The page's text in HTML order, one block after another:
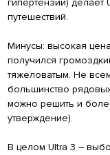
гипертензии) делает
путешествий.
Минусы: высокая
получился
тяжеловатым. Не
большинство
можно решить и
утверждение).
В целом Ultra 3 –